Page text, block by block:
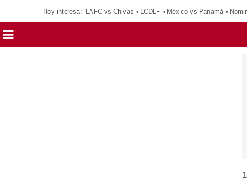
Hoy interesa: LAFC vs Chivas LCDLF México vs Panamá